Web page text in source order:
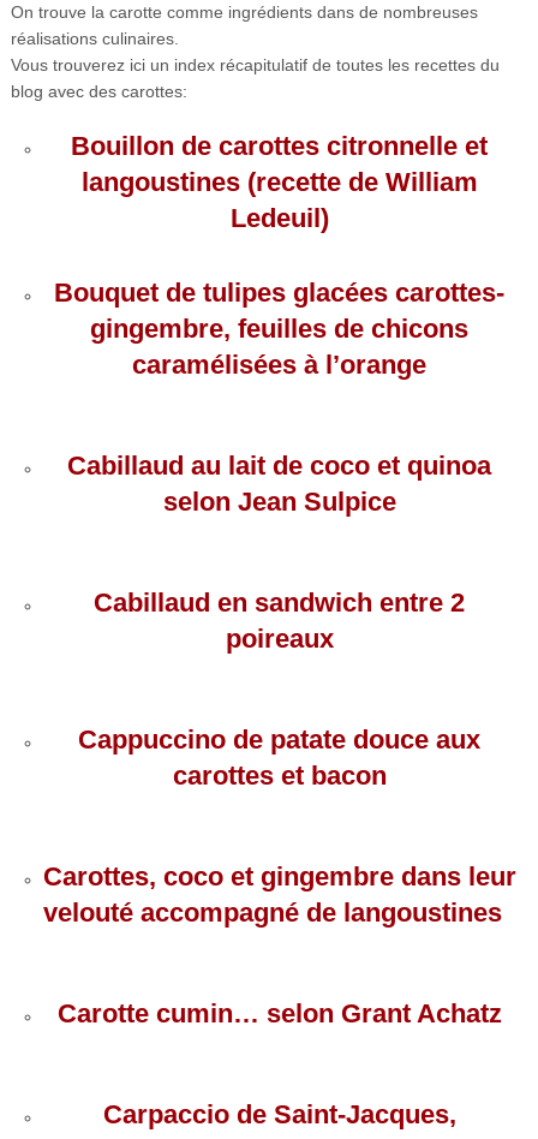
On trouve la carotte comme ingrédients dans de nombreuses
réalisations culinaires.
Vous trouverez ici un index récapitulatif de toutes les recettes du
blog avec des carottes:
Bouillon decarottes citronnelle et
langoustines (recettede William
Ledeuil)
Bouquet de tulipes glacées carottes-
gingembre, feuilles de chicons
caramélisées à l’orange
Cabillaud au lait de coco et quinoa
selon Jean Sulpice
Cabillaud en sandwich entre 2
poireaux
Cappuccino de patate douce aux
carottes et bacon
Carottes, coco et gingembre dans leur
velouté accompagné de langoustines
Carotte cumin… selon Grant Achatz
Carpaccio de Saint-Jacques,